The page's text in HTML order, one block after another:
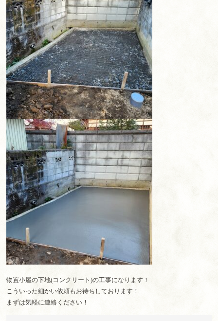
物置小屋の下地(コンクリート)の工事になります！
こういった細かい依頼もお待ちしております！
まずは気軽に連絡ください！